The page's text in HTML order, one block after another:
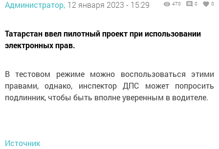
Администратор, 12 января 2023 - 15:29 470 0 0
Татарстан ввел пилотный проект при использовании
электронных прав.
В тестовом режиме можно воспользоваться этими
правами, однако, инспектор ДПС может попросить
подлинник, чтобы быть вполне уверенным в водителе.
Источник